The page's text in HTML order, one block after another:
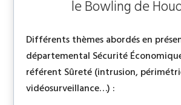
le Bowling de
Différents thèmes abordés en
départemental Sécurité
référent Sûreté (intrusion,
vidéosurveillance…) :